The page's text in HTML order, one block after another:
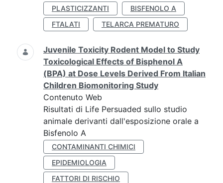
PLASTICIZZANTI
BISFENOLO A
FTALATI
TELARCA PREMATURO
Juvenile Toxicity Rodent Model to Study
Toxicological Effects of Bisphenol A
(BPA) at Dose Levels Derived From Italian
Children Biomonitoring Study
Contenuto Web
Risultati di Life Persuaded sullo studio
animale derivanti dall'esposizione orale a
Bisfenolo A
CONTAMINANTI CHIMICI
EPIDEMIOLOGIA
FATTORI DI RISCHIO